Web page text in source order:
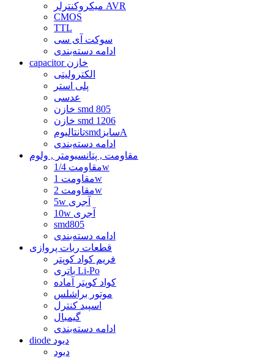
میکروکنترلر AVR
CMOS
TTL
سوکت آی سی
ادامه دسته‌بندی
capacitor خازن
الکترولیتی
پلی استر
عدسی
خازن smd 805
خازن smd 1206
تانتالیومsmdسایزA
ادامه دسته‌بندی
مقاومت , پتانسیومتر , ولوم
مقاومت 1/4w
مقاومت 1w
مقاومت 2w
5w آجری
10w آجری
smd805
ادامه دسته‌بندی
قطعات ربات پروازی
فریم کواد کوپتر
باتری Li-Po
کواد کوپتر آماده
موتور براشلس
اسپید کنترل
گیمبال
ادامه دسته‌بندی
diode دیود
دیود